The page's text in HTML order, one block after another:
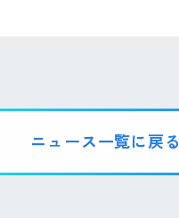
ニュース一覧に戻る